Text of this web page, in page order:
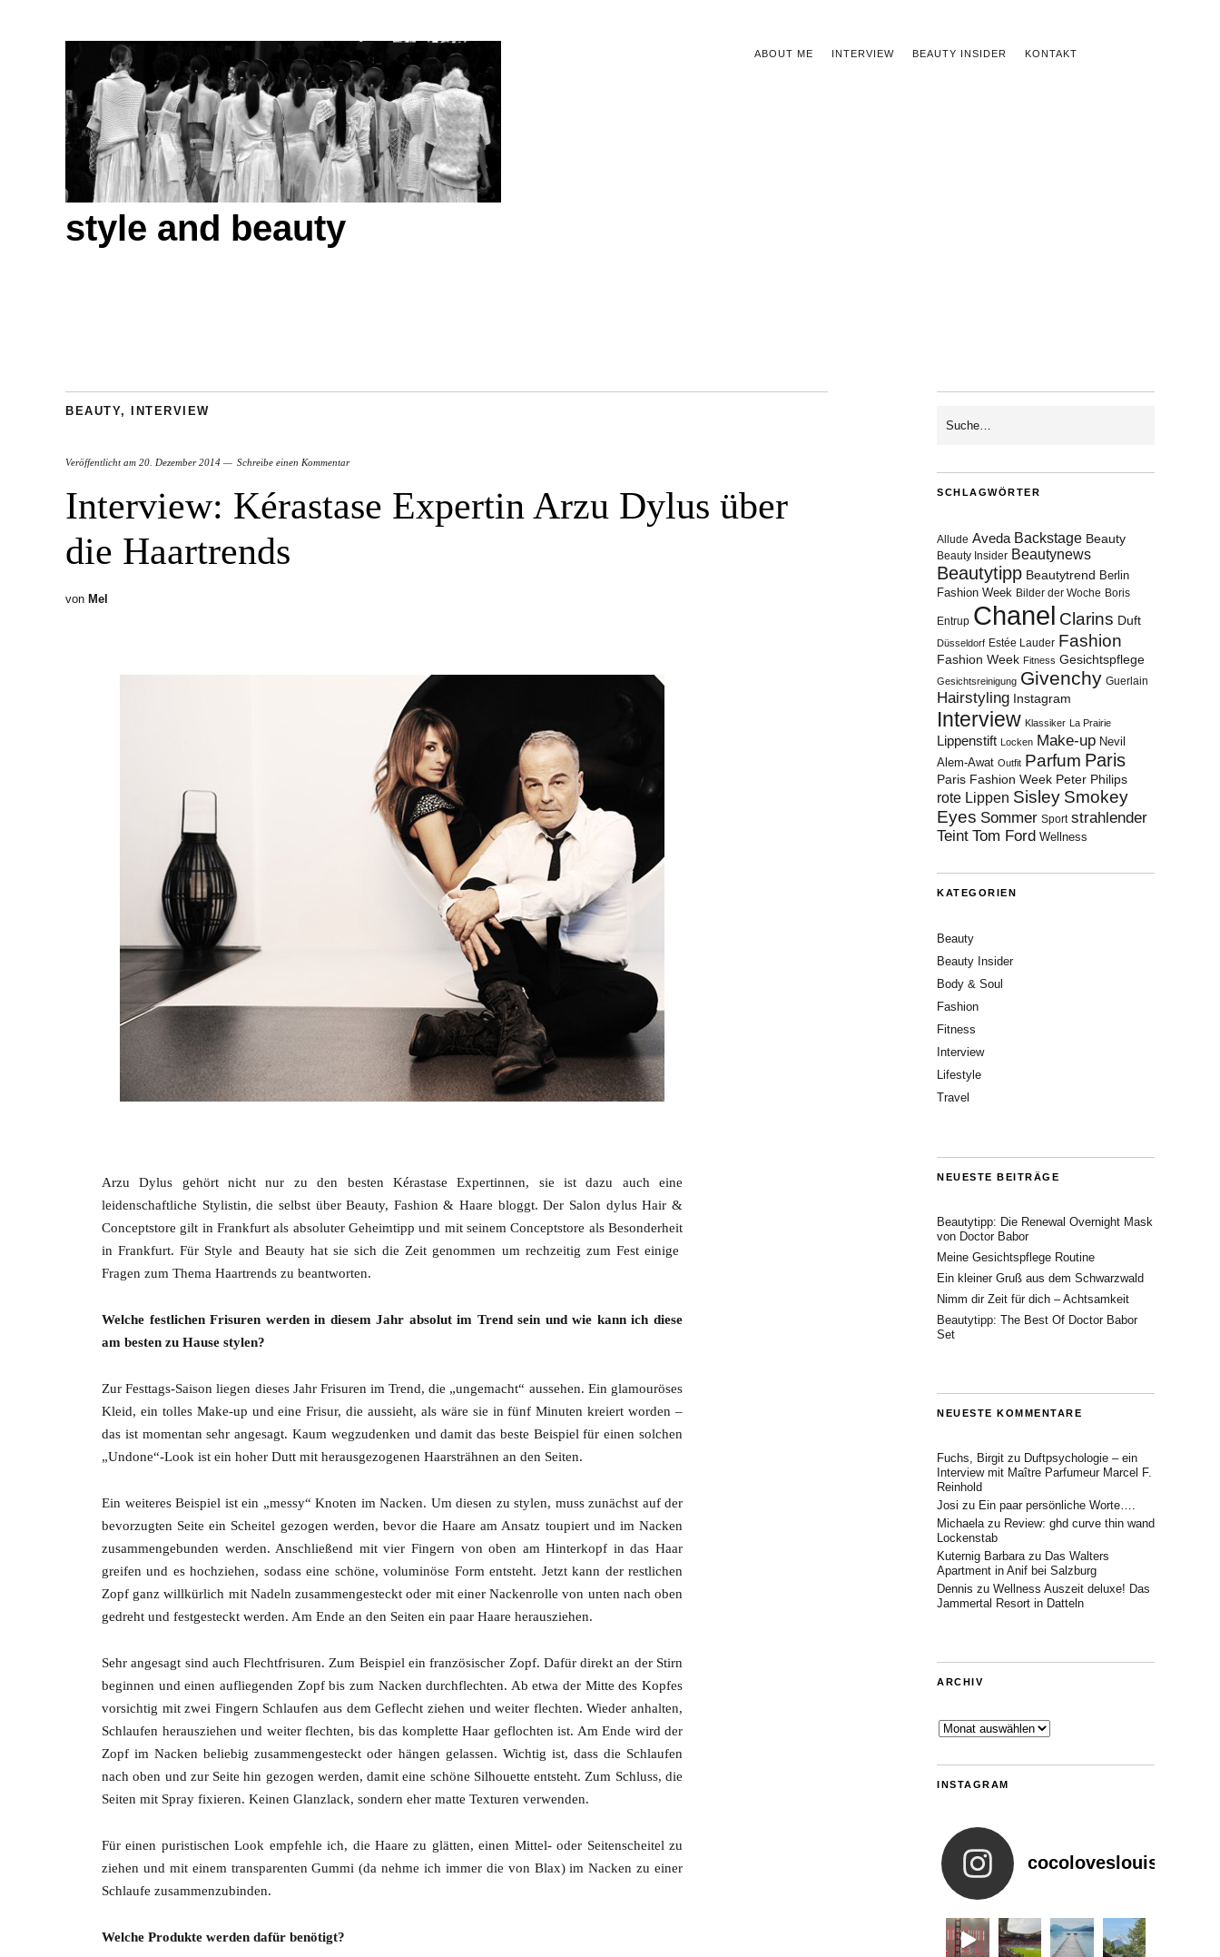
ABOUT ME INTERVIEW BEAUTY INSIDER KONTAKT
style and beauty
BEAUTY, INTERVIEW
Veröffentlicht am 20. Dezember 2014 Schreibe einen Kommentar
Interview: Kérastase Expertin Arzu Dylus über
die Haartrends
von Mel
Arzu Dylus gehört nicht nur zu den besten Kérastase Expertinnen, sie ist dazu auch eine
leidenschaftliche Stylistin, die selbst über Beauty, Fashion & Haare bloggt. Der Salon dylus Hair &
Conceptstore gilt in Frankfurt als absoluter Geheimtipp und mit seinem Conceptstore als Besonderheit
in Frankfurt. Für Style and Beauty hat sie sich die Zeit genommen um rechzeitig zum Fest einige
Fragen zum Thema Haartrends zu beantworten.
Welche festlichen Frisuren werden in diesem Jahr absolut im Trend sein und wie kann ich diese
am besten zu Hause stylen?
Zur Festtags-Saison liegen dieses Jahr Frisuren im Trend, die „ungemacht“ aussehen. Ein glamouröses
Kleid, ein tolles Make-up und eine Frisur, die aussieht, als wäre sie in fünf Minuten kreiert worden –
das ist momentan sehr angesagt. Kaum wegzudenken und damit das beste Beispiel für einen solchen
„Undone“-Look ist ein hoher Dutt mit herausgezogenen Haarsträhnen an den Seiten.
Ein weiteres Beispiel ist ein „messy“ Knoten im Nacken. Um diesen zu stylen, muss zunächst auf der
bevorzugten Seite ein Scheitel gezogen werden, bevor die Haare am Ansatz toupiert und im Nacken
zusammengebunden werden. Anschließend mit vier Fingern von oben am Hinterkopf in das Haar
greifen und es hochziehen, sodass eine schöne, voluminöse Form entsteht. Jetzt kann der restlichen
Zopf ganz willkürlich mit Nadeln zusammengesteckt oder mit einer Nackenrolle von unten nach oben
gedreht und festgesteckt werden. Am Ende an den Seiten ein paar Haare herausziehen.
Sehr angesagt sind auch Flechtfrisuren. Zum Beispiel ein französischer Zopf. Dafür direkt an der Stirn
beginnen und einen aufliegenden Zopf bis zum Nacken durchflechten. Ab etwa der Mitte des Kopfes
vorsichtig mit zwei Fingern Schlaufen aus dem Geflecht ziehen und weiter flechten. Wieder anhalten,
Schlaufen herausziehen und weiter flechten, bis das komplette Haar geflochten ist. Am Ende wird der
Zopf im Nacken beliebig zusammengesteckt oder hängen gelassen. Wichtig ist, dass die Schlaufen
nach oben und zur Seite hin gezogen werden, damit eine schöne Silhouette entsteht. Zum Schluss, die
Seiten mit Spray fixieren. Keinen Glanzlack, sondern eher matte Texturen verwenden.
Für einen puristischen Look empfehle ich, die Haare zu glätten, einen Mittel- oder Seitenscheitel zu
ziehen und mit einem transparenten Gummi (da nehme ich immer die von Blax) im Nacken zu einer
Schlaufe zusammenzubinden.
Welche Produkte werden dafür benötigt?
SCHLAGWÖRTER
Allude Aveda Backstage Beauty
Beauty Insider Beautynews
Beautytipp Beautytrend Berlin
Fashion Week Bilder der Woche Boris
Entrup Chanel Clarins Duft
Düsseldorf Estée Lauder Fashion
Fashion Week Fitness Gesichtspflege
Gesichtsreinigung Givenchy Guerlain
Hairstyling Instagram
Interview Klassiker La Prairie
Lippenstift Locken Make-up Nevil
Alem-Awat Outfit Parfum Paris
Paris Fashion Week Peter Philips
rote Lippen Sisley Smokey
Eyes Sommer Sport strahlender
Teint Tom Ford Wellness
KATEGORIEN
Beauty
Beauty Insider
Body & Soul
Fashion
Fitness
Interview
Lifestyle
Travel
NEUESTE BEITRÄGE
Beautytipp: Die Renewal Overnight Mask
von Doctor Babor
Meine Gesichtspflege Routine
Ein kleiner Gruß aus dem Schwarzwald
Nimm dir Zeit für dich – Achtsamkeit
Beautytipp: The Best Of Doctor Babor
Set
NEUESTE KOMMENTARE
Fuchs, Birgit zu Duftpsychologie – ein
Interview mit Maître Parfumeur Marcel F.
Reinhold
Josi zu Ein paar persönliche Worte….
Michaelazu Review: ghd curve thin wand
Lockenstab
Kuternig Barbarazu Das Walters
Apartment in Anif bei Salzburg
Dennis zu Wellness Auszeit deluxe! Das
Jammertal Resort in Datteln
ARCHIV
Archiv
INSTAGRAM
cocoloveslouis